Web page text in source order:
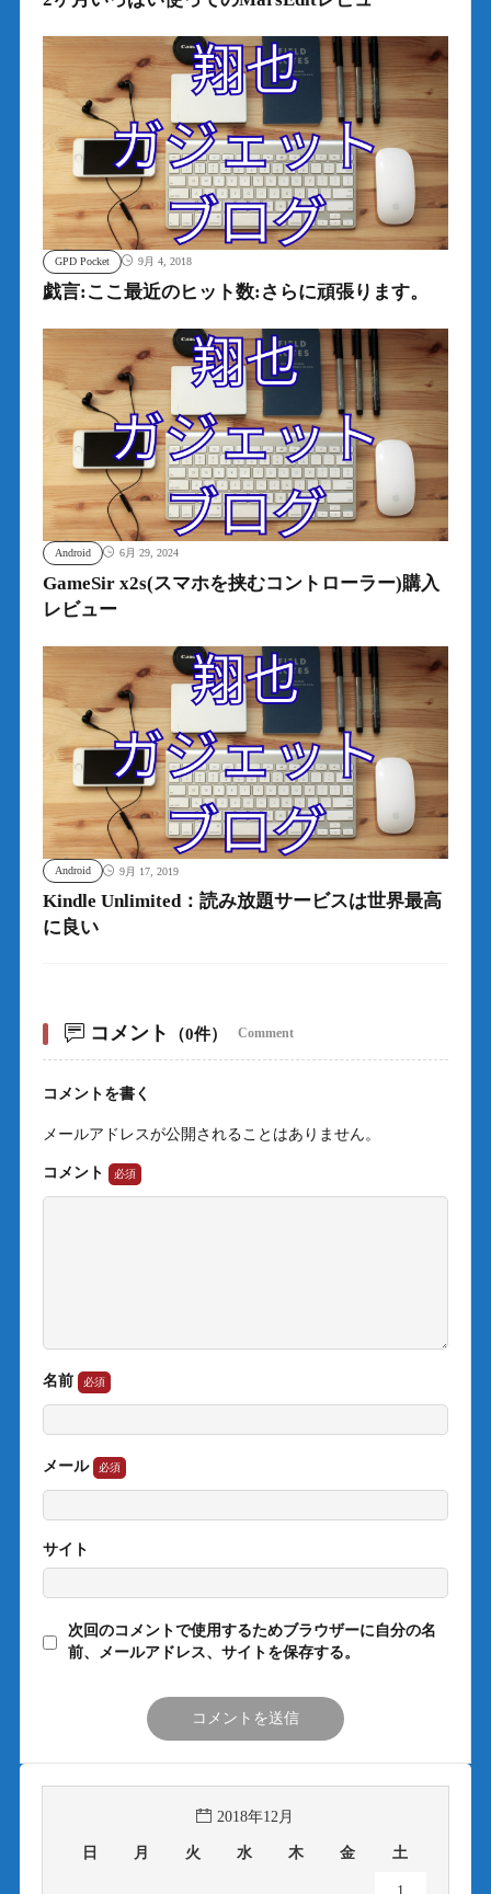
GPD Pocket 9月 4, 2018
戯言:ここ最近のヒット数:さらに頑張ります。
Android 6月 29, 2024
GameSir x2s(スマホを挟むコントローラー)購入
レビュー
Android 9月 17, 2019
Kindle Unlimited：読み放題サービスは世界最高
に良い
コメント （0件） Comment
コメントを書く
メールアドレスが公開されることはありません。
コメント
名前
メール
サイト
次回のコメントで使用するためブラウザーに自分の名
前、メールアドレス、サイトを保存する。
2018年12月
日 月 火 水 木 金 土